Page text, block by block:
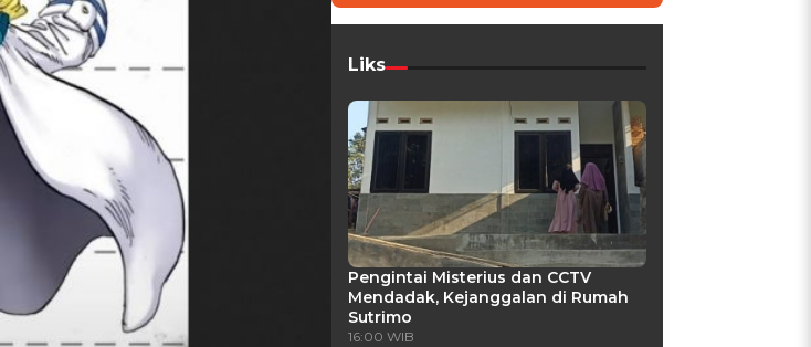
Liks
Pengintai Misterius dan CCTV
Mendadak, Kejanggalan di Rumah
Sutrimo
16:00 WIB